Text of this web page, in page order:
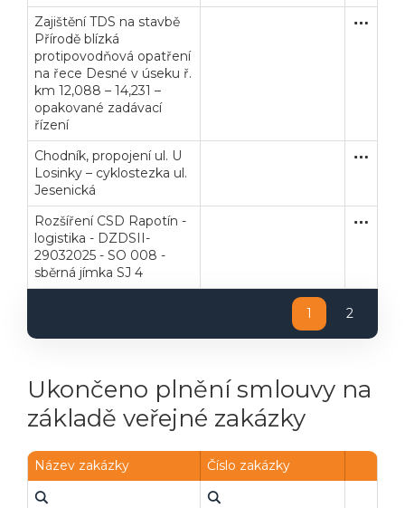
Zajištění TDS na stavbě
Přírodě blízká
protipovodňová opatření
na řece Desné v úseku ř.
km 12,088 – 14,231 –
opakované zadávací
řízení
Služby
Chodník, propojení ul. U
Losinky – cyklostezka ul.
Jesenická
Rozšíření CSD Rapotín -
logistika - DZDSII-
29032025 - SO 008 -
sběrná jímka SJ 4
1 2
Ukončeno plnění smlouvy na
základě veřejné zakázky
Název zakázky Číslo zakázky